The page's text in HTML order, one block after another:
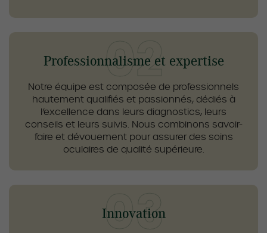
Professionnalisme et expertise
Notre équipe est composée de professionnels
hautement qualifiés et passionnés, dédiés à
l’excellence dans leurs diagnostics, leurs
conseils et leurs suivis. Nous combinons savoir-
faire et dévouement pour assurer des soins
oculaires de qualité supérieure.
Innovation